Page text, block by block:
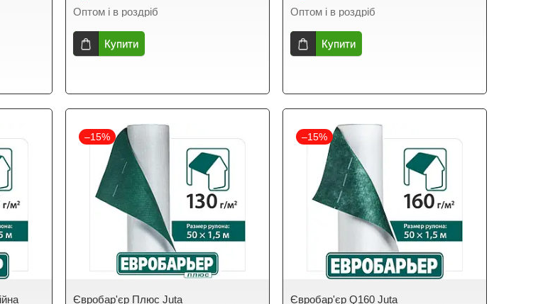
Оптом і в роздріб
Купити
Оптом і в роздріб
Купити
–15%
Євробар'єр Плюс Juta
–15%
Євробар'єр Q160 Juta